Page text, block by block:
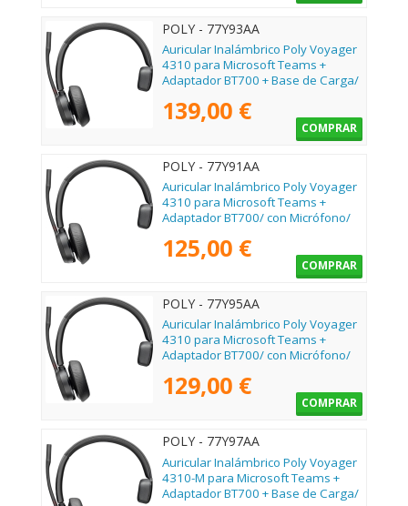
POLY - 77Y93AA
Auricular Inalámbrico Poly Voyager
4310 para Microsoft Teams +
Adaptador BT700 + Base de Carga/
139,00 €
COMPRAR
POLY - 77Y91AA
Auricular Inalámbrico Poly Voyager
4310 para Microsoft Teams +
Adaptador BT700/ con Micrófono/
125,00 €
COMPRAR
POLY - 77Y95AA
Auricular Inalámbrico Poly Voyager
4310 para Microsoft Teams +
Adaptador BT700/ con Micrófono/
129,00 €
COMPRAR
POLY - 77Y97AA
Auricular Inalámbrico Poly Voyager
4310-M para Microsoft Teams +
Adaptador BT700 + Base de Carga/